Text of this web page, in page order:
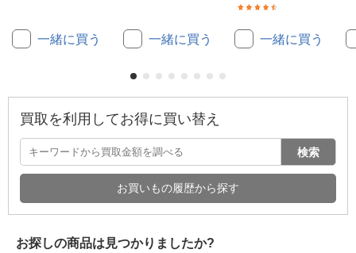
一緒に買う 一緒に買う 一緒に買う
買取を利用してお得に買い替え
検索
お買いもの履歴から探す
お探しの商品は見つかりましたか?